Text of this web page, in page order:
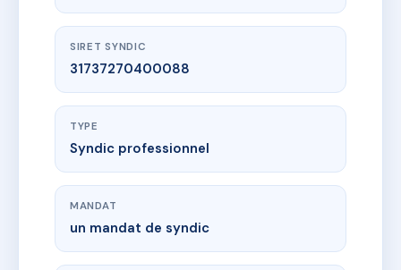
SIRET SYNDIC
31737270400088
TYPE
Syndic professionnel
MANDAT
un mandat de syndic